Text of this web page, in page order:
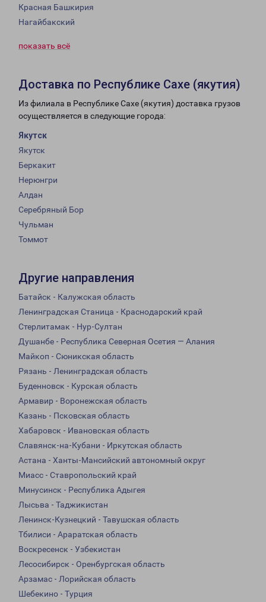
Красная Башкирия
Нагайбакский
показать всё
Доставка по Республике Сахе (якутия)
Из филиала в Республике Сахе (якутия) доставка грузов
осуществляется в следующие города:
Якутск
Якутск
Беркакит
Нерюнгри
Алдан
Серебряный Бор
Чульман
Томмот
Другие направления
Батайск - Калужская область
Ленинградская Станица - Краснодарский край
Стерлитамак - Нур-Султан
Душанбе - Республика Северная Осетия — Алания
Майкоп - Сюникская область
Рязань - Ленинградская область
Буденновск - Курская область
Армавир - Воронежская область
Казань - Псковская область
Хабаровск - Ивановская область
Славянск-на-Кубани - Иркутская область
Астана - Ханты-Мансийский автономный округ
Миасс - Ставропольский край
Минусинск - Республика Адыгея
Лысьва - Таджикистан
Ленинск-Кузнецкий - Тавушская область
Тбилиси - Араратская область
Воскресенск - Узбекистан
Лесосибирск - Оренбургская область
Арзамас - Лорийская область
Шебекино - Турция